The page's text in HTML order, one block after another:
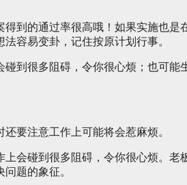
得到的通过率很高哦！如果实施也是
容易变卦，记住按原计划行事。
到很多阻碍，令你很心烦；也可能
要注意工作上可能将会惹麻烦。
会碰到很多阻碍，令你很心烦。老
题的象征。